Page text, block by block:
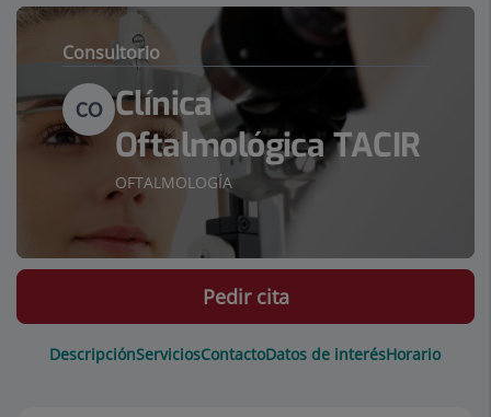
Consultorio
CO Clínica
Oftalmológica TACIR
OFTALMOLOGÍA
DescripciónServiciosContactoDatos de interésHorario
Pedir cita